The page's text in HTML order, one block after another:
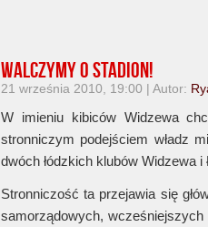
Walczymy o stadion!
21 września 2010, 19:00 | Autor:
W imieniu kibiców Widzewa
stronniczym podejściem władz
dwóch łódzkich klubów Widzewa i
Stronniczość ta przejawia się
samorządowych, wcześniejszych